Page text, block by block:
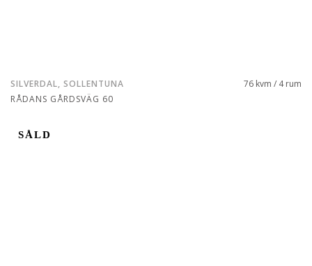
SILVERDAL, SOLLENTUNA
RÅDANS GÅRDSVÄG 60
76 kvm / 4 rum
SÅLD